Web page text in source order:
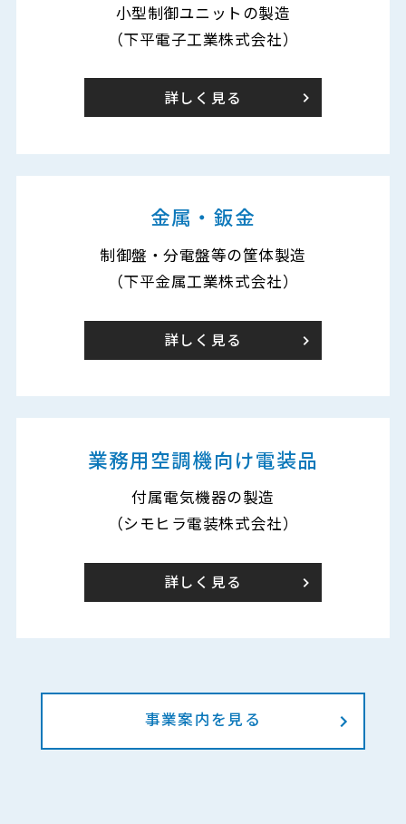
小型制御ユニットの製造
（下平電子工業株式会社）
詳しく見る
金属・鈑金
制御盤・分電盤等の筐体製造
（下平金属工業株式会社）
詳しく見る
業務用空調機向け電装品
付属電気機器の製造
（シモヒラ電装株式会社）
詳しく見る
事業案内を見る